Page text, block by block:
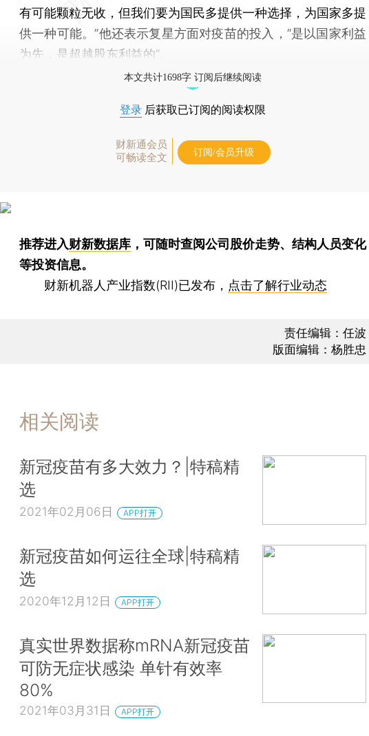
有可能颗粒无收，但我们要为国民多提供一种选择，为国家多提
供一种可能。”他还表示复星方面对疫苗的投入，“是以国家利益
为先，是超越股东利益的”。
本文共计1698字 订阅后继续阅读
登录 后获取已订阅的阅读权限
财新通会员
可畅读全文
订阅/会员升级
推荐进入财新数据库 ，可随时查阅公司股价走势、结构人员变化
等投资信息。
财新机器人产业指数(RII)已发布， 点击了解行业动态
责任编辑：任波
版面编辑：杨胜忠
相关阅读
新冠疫苗有多大效力？|特稿精
选
2021年02月06日 APP打开
新冠疫苗如何运往全球|特稿精
选
2020年12月12日 APP打开
真实世界数据称mRNA新冠疫苗
可防无症状感染 单针有效率
80%
2021年03月31日 APP打开